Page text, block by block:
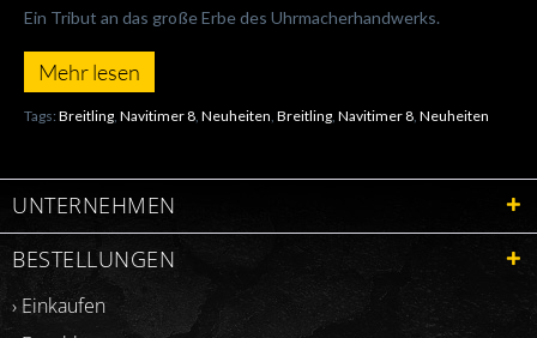
Ein Tribut an das große Erbe des Uhrmacherhandwerks.
Mehr lesen
Tags: Breitling Navitimer 8 Neuheiten Breitling Navitimer 8 Neuheiten
UNTERNEHMEN
BESTELLUNGEN
› Einkaufen